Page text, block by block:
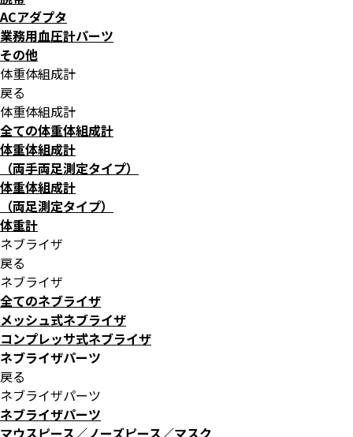
ACアダプタ
業務用血圧計パーツ
その他
体重体組成計
戻る
体重体組成計
全ての体重体組成計
体重体組成計
（両手両足測定タイプ）
体重体組成計
（両足測定タイプ）
体重計
ネブライザ
戻る
ネブライザ
全てのネブライザ
メッシュ式ネブライザ
コンプレッサ式ネブライザ
ネブライザパーツ
戻る
ネブライザパーツ
ネブライザパーツ
マウスピース／ノーズピース／マスク